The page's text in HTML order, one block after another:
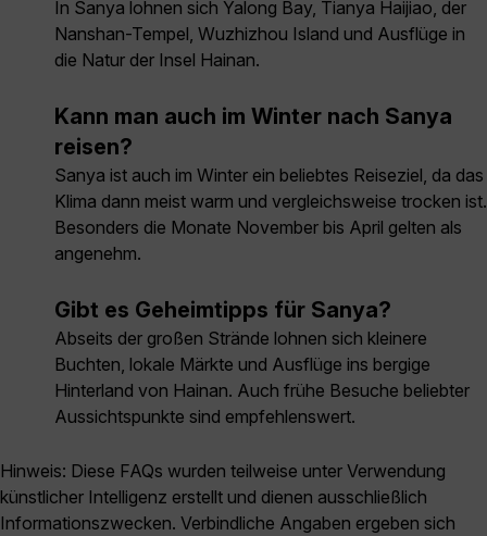
In Sanya lohnen sich Yalong Bay, Tianya Haijiao, der
Nanshan-Tempel, Wuzhizhou Island und Ausflüge in
die Natur der Insel Hainan.
Kann man auch im Winter nach Sanya
reisen?
Sanya ist auch im Winter ein beliebtes Reiseziel, da das
Klima dann meist warm und vergleichsweise trocken ist.
Besonders die Monate November bis April gelten als
angenehm.
Gibt es Geheimtipps für Sanya?
Abseits der großen Strände lohnen sich kleinere
Buchten, lokale Märkte und Ausflüge ins bergige
Hinterland von Hainan. Auch frühe Besuche beliebter
Aussichtspunkte sind empfehlenswert.
Hinweis: Diese FAQs wurden teilweise unter Verwendung
künstlicher Intelligenz erstellt und dienen ausschließlich
Informationszwecken. Verbindliche Angaben ergeben sich